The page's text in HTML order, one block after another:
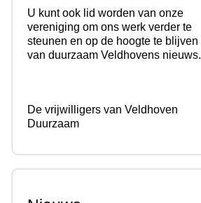
U kunt ook lid worden van onze
vereniging om ons werk verder te
steunen en op de hoogte te blijven
van duurzaam Veldhovens nieuws.
De vrijwilligers van Veldhoven
Duurzaam